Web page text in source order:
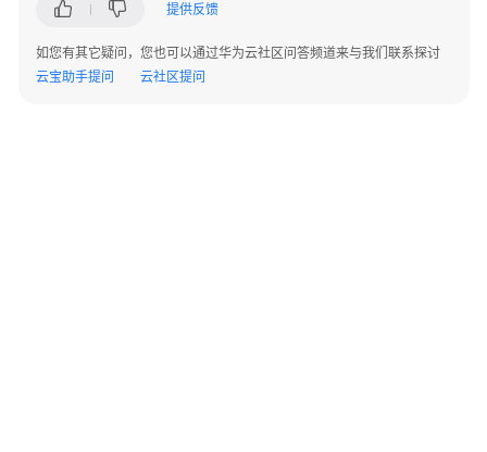
计
费
提供反馈
如您有其它疑问，您也可以通过华为云社区问答频道来与我们联系探讨
云宝助手提问
云社区提问